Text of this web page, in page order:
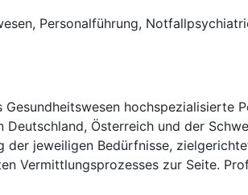
Personalführung,
hochspezialisierte
Österreich und der
jeweiligen Bedürfnisse,
Vermittlungsprozesses zur Seite.